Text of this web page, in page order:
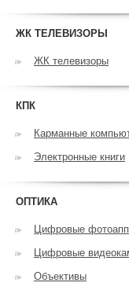
ЖК ТЕЛЕВИЗОРЫ
ЖК телевизоры
КПК
Карманные
Электронные книги
ОПТИКА
Цифровые
Цифровые
Объективы